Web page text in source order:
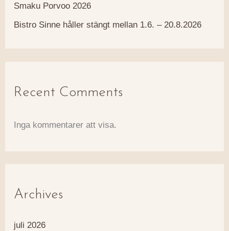
Smaku Porvoo 2026
Bistro Sinne håller stängt mellan 1.6. – 20.8.2026
Recent Comments
Inga kommentarer att visa.
Archives
juli 2026